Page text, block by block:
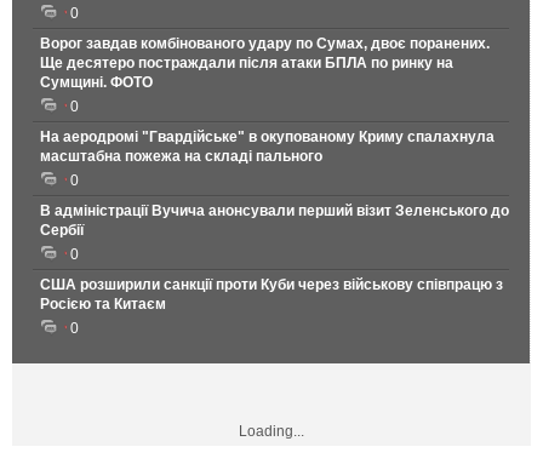
0
Ворог завдав комбінованого удару по Сумах, двоє поранених.
Ще десятеро постраждали після атаки БПЛА по ринку на
Сумщині. ФОТО
0
На аеродромі "Гвардійське" в окупованому Криму спалахнула
масштабна пожежа на складі пального
0
В адміністрації Вучича анонсували перший візит Зеленського до
Сербії
0
США розширили санкції проти Куби через військову співпрацю з
Росією та Китаєм
0
Loading...